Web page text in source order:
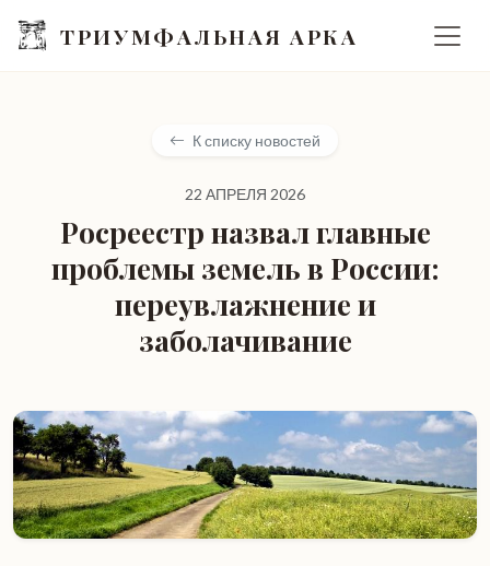
ТРИУМФАЛЬНАЯ АРКА
К списку новостей
22 АПРЕЛЯ 2026
Росреестр назвал главные
проблемы земель в России:
переувлажнение и
заболачивание